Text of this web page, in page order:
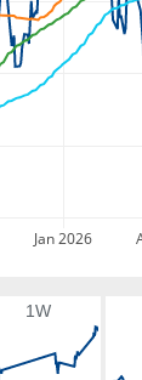
Jan 2026
1W